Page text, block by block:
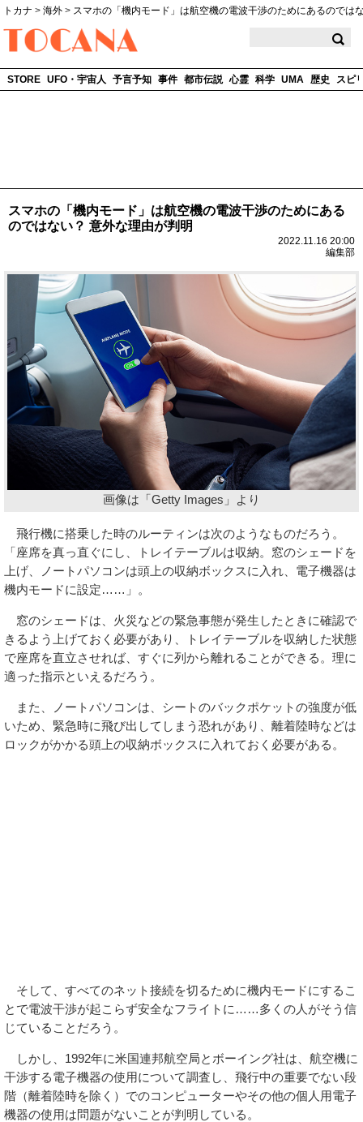
トカナ > 海外 > スマホの「機内モード」は航空機の電波干渉のためにあるのでは
STORE UFO・宇宙人 予言予知 事件 都市伝説 心霊 科学 UMA 歴史 スピ
スマホの「機内モード」は航空機の電波干渉のためにある
のではない？ 意外な理由が判明
2022.11.16 20:00
編集部
画像は「Getty Images」より
飛行機に搭乗した時のルーティンは次のようなものだろう。
「座席を真っ直ぐにし、トレイテーブルは収納。窓のシェードを
上げ、ノートパソコンは頭上の収納ボックスに入れ、電子機器は
機内モードに設定……」。
窓のシェードは、火災などの緊急事態が発生したときに確認で
きるよう上げておく必要があり、トレイテーブルを収納した状態
で座席を直立させれば、すぐに列から離れることができる。理に
適った指示といえるだろう。
また、ノートパソコンは、シートのバックポケットの強度が低
いため、緊急時に飛び出してしまう恐れがあり、離着陸時などは
ロックがかかる頭上の収納ボックスに入れておく必要がある。
そして、すべてのネット接続を切るために機内モードにするこ
とで電波干渉が起こらず安全なフライトに……多くの人がそう信
じていることだろう。
しかし、1992年に米国連邦航空局とボーイング社は、航空機に
干渉する電子機器の使用について調査し、飛行中の重要でない段
階（離着陸時を除く）でのコンピューターやその他の個人用電子
機器の使用は問題がないことが判明している。